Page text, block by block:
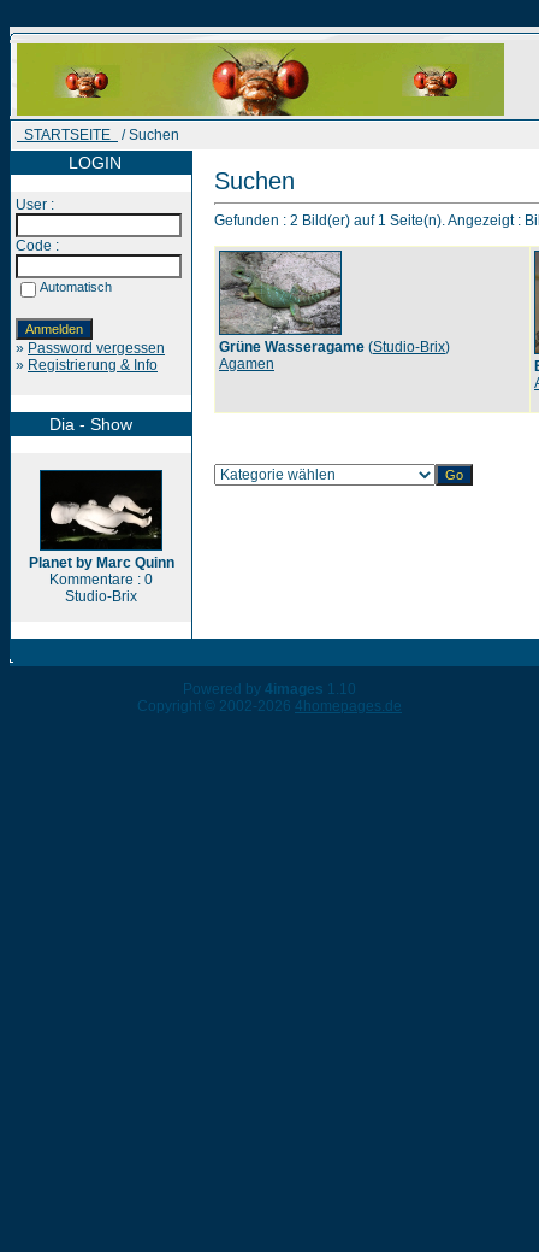
STARTSEITE / Suchen
LOGIN
User :
Code :
Automatisch
» Password vergessen
» Registrierung & Info
Dia - Show
Planet by Marc Quinn
Kommentare : 0
Studio-Brix
Suchen
Gefunden : 2 Bild(er) auf 1 Seite(n). Angezeigt :
Grüne Wasseragame (Studio-Brix)
Agamen
Powered by 4images 1.10
Copyright © 2002-2026 4homepages.de